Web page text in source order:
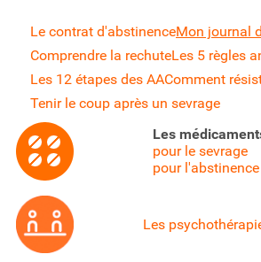
Le contrat d'abstinenceMon journal
Comprendre la rechuteLes 5 règles
Les 12 étapes des AAComment
Tenir le coup après un sevrage
Les
pour le sevrage
pour l'abstinence
Les